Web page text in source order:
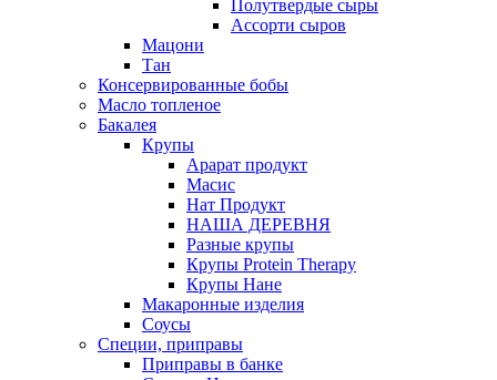
Полутвердые сыры
Ассорти сыров
Мацони
Тан
Консервированные бобы
Масло топленое
Бакалея
Крупы
Арарат продукт
Масис
Нат Продукт
НАША ДЕРЕВНЯ
Разные крупы
Крупы Protein Therapy
Крупы Нане
Макаронные изделия
Соусы
Специи, приправы
Приправы в банке